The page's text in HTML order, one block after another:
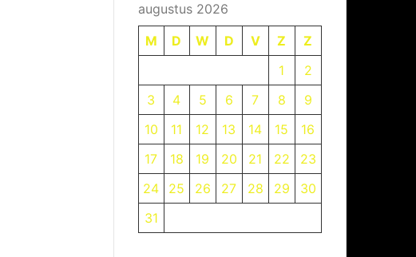
augustus 2026
M
D W D V Z
Z
1
2
3
4 5 6 7 8
9
10
11 12 13 14 15
16
17
18 19 20 21 22
23
24
25 26 27 28 29
30
31